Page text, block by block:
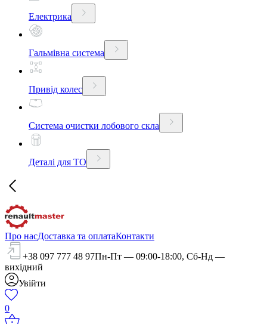
Електрика
Гальмівна система
Привід колес
Система очистки лобового скла
Деталі для ТО
Про насДоставка та оплатаКонтакти
+38 097 777 48 97Пн-Пт — 09:00-18:00, Сб-Нд —
вихідний
Увійти
0